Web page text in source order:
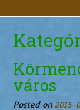
város
Posted on 2015-